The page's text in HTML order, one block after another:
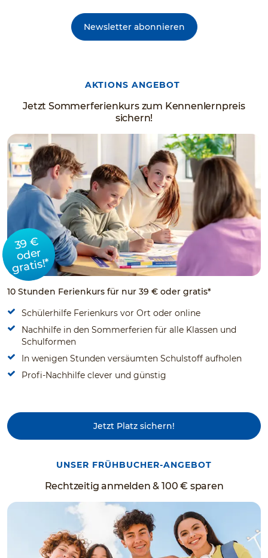
Newsletter abonnieren
AKTIONS ANGEBOT
Jetzt Sommerferienkurs zum Kennenlernpreis
sichern!
39 €
oder
gratis!*
10 Stunden Ferienkurs für nur 39 € oder gratis*
Schülerhilfe Ferienkurs vor Ort oder online
Nachhilfe in den Sommerferien für alle Klassen und
Schulformen
In wenigen Stunden versäumten Schulstoff aufholen
Profi-Nachhilfe clever und günstig
Jetzt Platz sichern!
UNSER FRÜHBUCHER-ANGEBOT
Rechtzeitig anmelden & 100 € sparen